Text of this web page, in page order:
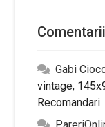
Gabi
vintage,
Recomandari